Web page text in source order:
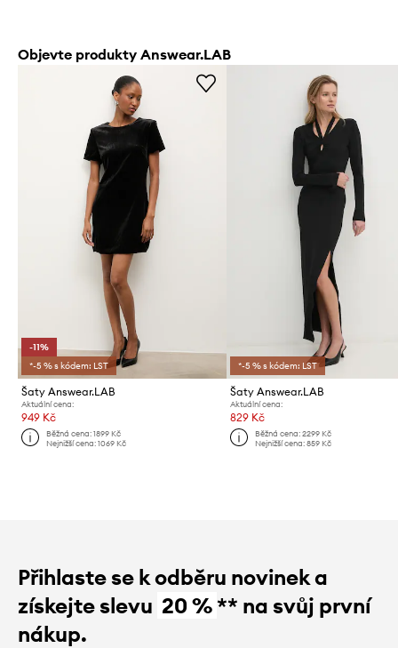
Objevte produkty Answear.LAB
-11%
*-5 % s kódem: LST
Šaty Answear.LAB
Aktuální cena:
949 Kč
Běžná cena:1899 Kč
Nejnižší cena:1069 Kč
*-5 % s kódem: LST
Šaty Answear.LAB
Aktuální cena:
829 Kč
Běžná cena: 2299 Kč
Nejnižší cena: 859 Kč
Přihlaste se k odběru novinek a
získejte slevu 20 %** na svůj první
nákup.